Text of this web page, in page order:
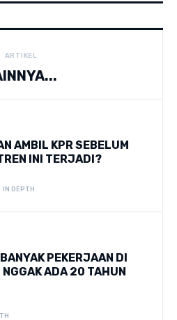
ARTIKEL
AMBIL KPR SEBELUM
INI TERJADI?
IN DEPTH
PEKERJAAN DI
ADA 20 TAHUN